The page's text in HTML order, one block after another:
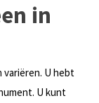
in
variëren. U hebt
U kunt